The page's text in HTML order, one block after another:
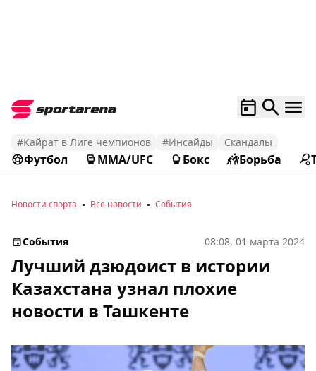
#Кайрат в Лиге чемпионов #Инсайды Скандалы
Футбол MMA/UFC Бокс Борьба
Новости спорта Все новости События
События 08:08, 01 марта 2024
Лучший дзюдоист в истории
Казахстана узнал плохие
новости в Ташкенте